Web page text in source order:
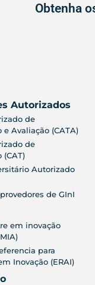
Obtenha
Autorizados
de
Avaliação (CATA)
de
Autorizado
de GInI
em inovação
para
Inovação (ERAI)